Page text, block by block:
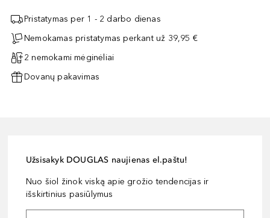
Pristatymas per 1 - 2 darbo dienas
Nemokamas pristatymas perkant už 39,95 €
2 nemokami mėginėliai
Dovanų pakavimas
Užsisakyk DOUGLAS naujienas el.paštu!
Nuo šiol žinok viską apie grožio tendencijas ir
išskirtinius pasiūlymus